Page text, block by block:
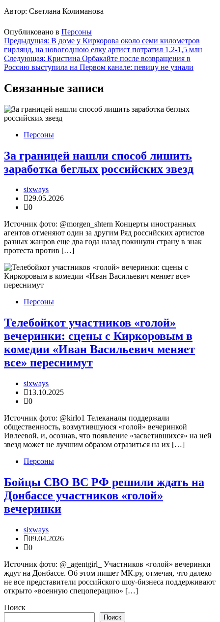
Автор: Светлана Колиманова
Опубликовано в Персоны
Навигация
по
записям
Предыдущая: В доме у Киркорова около семи километров
гирлянд, на новогоднюю елку артист потратил 1,2-1,5 млн
Следующая: Кристина Орбакайте после возвращения в
Россию выступила на Первом канале: певицу не узнали
Связанные записи
Персоны
За границей нашли способ лишить
заработка беглых российских звезд
sixways
29.05.2026
0
Источник фото: @morgen_shtern Концерты иностранных
агентов отменяют один за другим Ряд российских артистов
разных жанров еще два года назад покинули страну в знак
протеста против […]
Персоны
Телебойкот участников «голой»
вечеринки: сцены с Киркоровым в
комедии «Иван Васильевич меняет
все» переснимут
sixways
13.10.2025
0
Источник фото: @kirlo1 Телеканалы поддержали
общественность, возмутившуюся «голой» вечеринкой
Ивлеевой, и, осознав, что появление «засветившихся» на ней
звезд может не лучшим образом отразиться на их […]
Персоны
Бойцы СВО ВС РФ решили ждать на
Донбассе участников «голой»
вечеринки
sixways
09.04.2026
0
Источник фото: @_agentgirl_ Участников «голой» вечеринки
ждут на Донбассе. Об этом пишет МК.ру, отмечая, что далеко
не все представители российского шоу-бизнеса поддерживают
открыто «военную спецоперацию» […]
Поиск
Поиск